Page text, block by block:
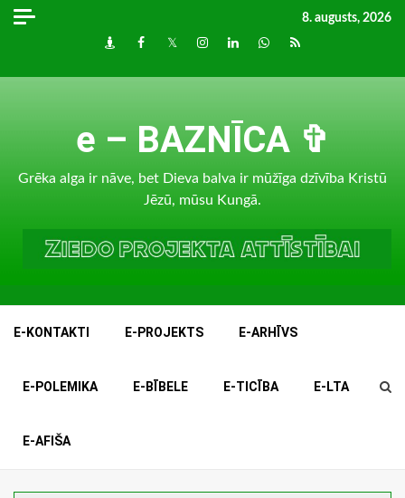
Skip
8. augusts, 2026
DraugiemFacebook
TwitterInstagram
LinkedInwhatsapp
RSS
e – BAZNĪCA ✞
Grēka alga ir nāve, bet Dieva balva ir mūžīga dzīvība Kristū
Jēzū, mūsu Kungā.
E-KONTAKTI E-PROJEKTS E-ARHĪVS
E-POLEMIKA E-BĪBELE E-TICĪBA E-LTA
E-AFIŠA